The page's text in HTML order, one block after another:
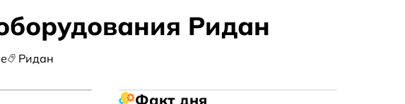
Ридан
Ридан
Факт дня